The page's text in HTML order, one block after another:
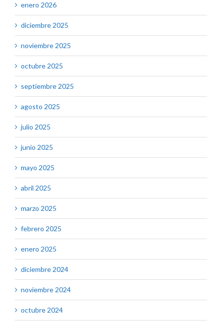
enero 2026
diciembre 2025
noviembre 2025
octubre 2025
septiembre 2025
agosto 2025
julio 2025
junio 2025
mayo 2025
abril 2025
marzo 2025
febrero 2025
enero 2025
diciembre 2024
noviembre 2024
octubre 2024